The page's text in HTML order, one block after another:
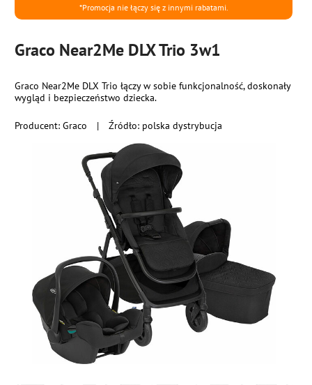
*Promocja nie łączy się z innymi rabatami.
Graco Near2Me DLX Trio 3w1
Producent:Graco | Źródło: polska dystrybucja
Graco Near2Me DLX Trio łączy w sobie funkcjonalność, doskonały
wygląd i bezpieczeństwo dziecka.